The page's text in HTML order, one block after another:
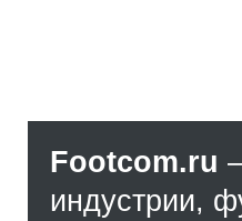
Footcom.ru
индустрии,